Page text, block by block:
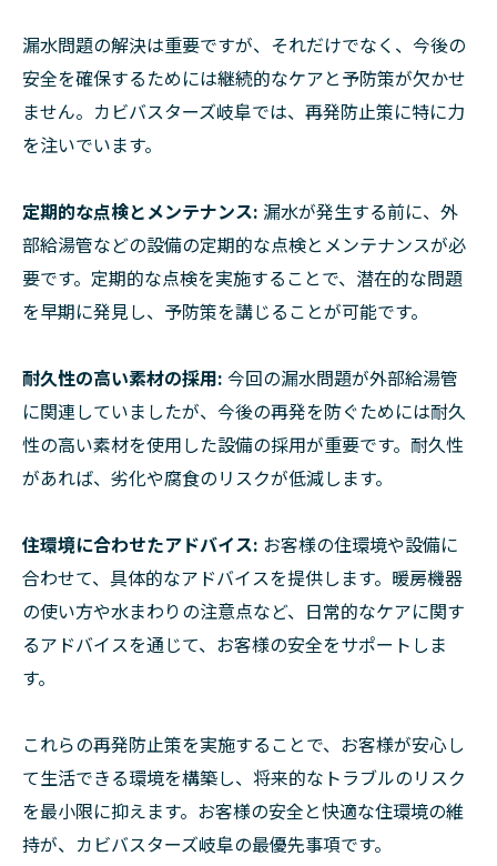
漏水問題の解決は重要ですが、それだけでなく、今後の
安全を確保するためには継続的なケアと予防策が欠かせ
ません。カビバスターズ岐阜では、再発防止策に特に力
を注いでいます。
定期的な点検とメンテナンス: 漏水が発生する前に、外
部給湯管などの設備の定期的な点検とメンテナンスが必
要です。定期的な点検を実施することで、潜在的な問題
を早期に発見し、予防策を講じることが可能です。
耐久性の高い素材の採用: 今回の漏水問題が外部給湯管
に関連していましたが、今後の再発を防ぐためには耐久
性の高い素材を使用した設備の採用が重要です。耐久性
があれば、劣化や腐食のリスクが低減します。
住環境に合わせたアドバイス: お客様の住環境や設備に
合わせて、具体的なアドバイスを提供します。暖房機器
の使い方や水まわりの注意点など、日常的なケアに関す
るアドバイスを通じて、お客様の安全をサポートしま
す。
これらの再発防止策を実施することで、お客様が安心し
て生活できる環境を構築し、将来的なトラブルのリスク
を最小限に抑えます。お客様の安全と快適な住環境の維
持が、カビバスターズ岐阜の最優先事項です。